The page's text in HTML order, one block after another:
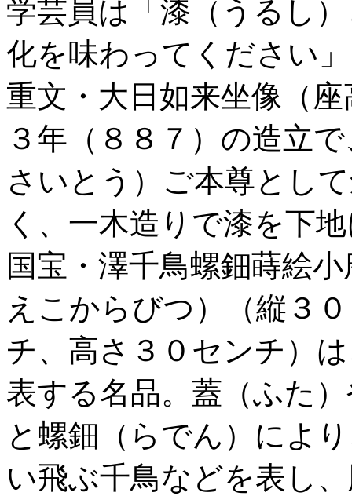
学芸員は「漆（うるし
化を味わってください
重文・大日如来坐像（
３年（８８７）の造立
さいとう）ご本尊とし
く、一木造りで漆を下
国宝・澤千鳥螺鈿蒔絵
えこからびつ）（縦３
チ、高さ３０センチ）
表する名品。蓋（ふた
と螺鈿（らでん）によ
い飛ぶ千鳥などを表し